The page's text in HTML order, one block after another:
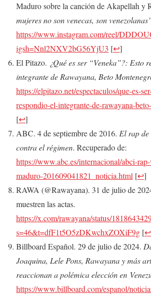
Maduro sobre la canción de Akapellah y
mujeres no son venecas, son
https://www.instagram.com/reel/
igsh=Nnl2NXV2bG56YjU3 [↩]
El Pitazo. ¿Qué es ser “Veneka”?: Esto
integrante de Rawayana, Beto
https://elpitazo.net/espectaculos/que-es-
respondio-el-integrante-de-rawayana-
[↩]
ABC. 4 de septiembre de 2016. El rap de
contra el régimen. Recuperado de:
https://www.abc.es/internacional/abci-
maduro-201609041821_noticia.html [↩]
RAWA (@Rawayana). 31 de julio de
muestren las actas.
https://x.com/rawayana/status/
s=46&t=dfF1t5O5zDKwchxZOXiF9g [↩
Billboard Español. 29 de julio de 2024.
Joaquina, Lele Pons, Rawayana y más
reaccionan a polémica elección en
https://www.billboard.com/espanol/